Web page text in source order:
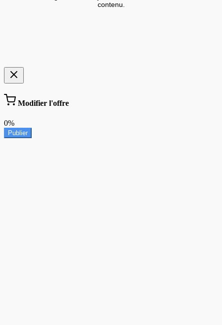
contenu.
Modifier l'offre
0%
Publier